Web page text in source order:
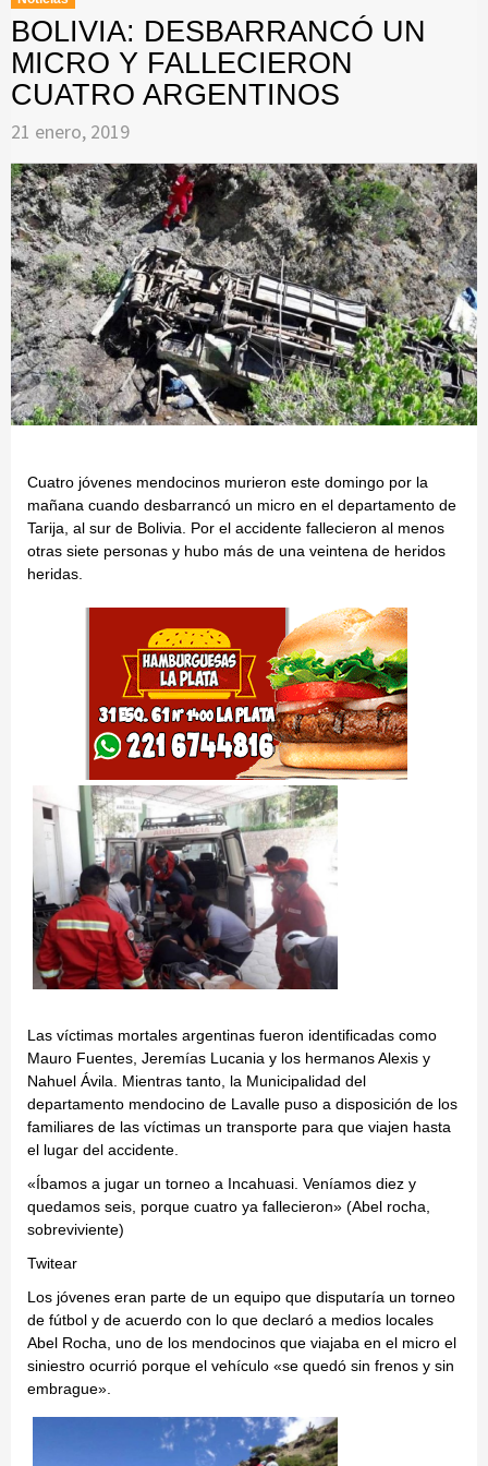
BOLIVIA: DESBARRANCÓ UN
MICRO Y FALLECIERON
CUATRO ARGENTINOS
21 enero, 2019
Cuatro jóvenes mendocinos murieron este domingo por la
mañana cuando desbarrancó un micro en el departamento de
Tarija, al sur de Bolivia. Por el accidente fallecieron al menos
otras siete personas y hubo más de una veintena de heridos
heridas.
Las víctimas mortales argentinas fueron identificadas como
Mauro Fuentes, Jeremías Lucania y los hermanos Alexis y
Nahuel Ávila. Mientras tanto, la Municipalidad del
departamento mendocino de Lavalle puso a disposición de los
familiares de las víctimas un transporte para que viajen hasta
el lugar del accidente.
«Íbamos a jugar un torneo a Incahuasi. Veníamos diez y
quedamos seis, porque cuatro ya fallecieron» (Abel rocha,
sobreviviente)
Twitear
Los jóvenes eran parte de un equipo que disputaría un torneo
de fútbol y de acuerdo con lo que declaró a medios locales
Abel Rocha, uno de los mendocinos que viajaba en el micro el
siniestro ocurrió porque el vehículo «se quedó sin frenos y sin
embrague».